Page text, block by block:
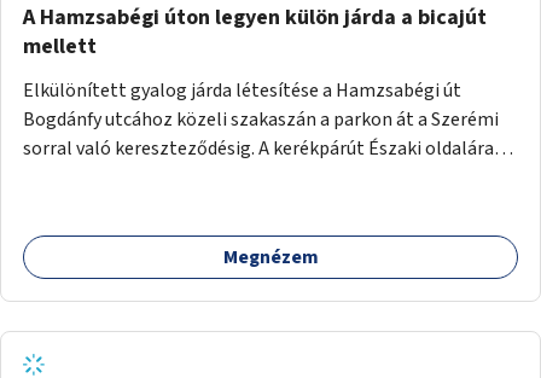
A Hamzsabégi úton legyen külön járda a bicajút
mellett
Elkülönített gyalog járda létesítése a Hamzsabégi út
Bogdánfy utcához közeli szakaszán a parkon át a Szerémi
sorral való kereszteződésig. A kerékpárút Északi oldalára
(de szinTben nem, mert sötétben a kivilágítatlan
szakaszon könnyű lenne elesni a peremben). Még jobb
zötyögőssége elriassza a bringásokat a járdán
Megnézem